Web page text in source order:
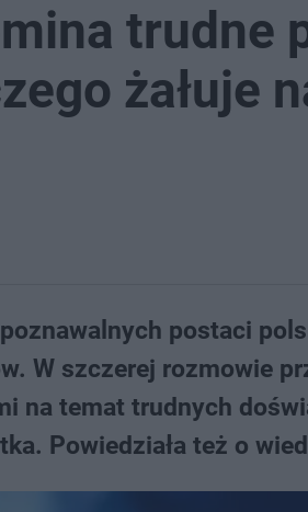
trudne
żałuje
postaci
W szczerej rozmowie
na temat trudnych
Powiedziała też o